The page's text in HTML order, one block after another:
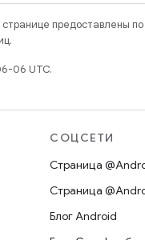
предоставлены по
06 UTC.
СОЦСЕТИ
Страница
Страница
Блог Android